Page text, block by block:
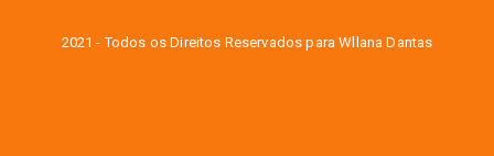
2021 - Todos os Direitos Reservados para Wllana Dantas